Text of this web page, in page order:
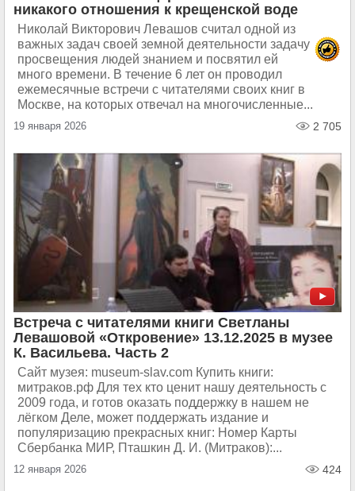
никакого отношения к крещенской воде
Николай Викторович Левашов считал одной из
важных задач своей земной деятельности задачу
просвещения людей знанием и посвятил ей
много времени. В течение 6 лет он проводил
ежемесячные встречи с читателями своих книг в
Москве, на которых отвечал на многочисленные...
19 января 2026 2 705
Встреча с читателями книги Светланы
Левашовой «Откровение» 13.12.2025 в музее
К. Васильева. Часть 2
Сайт музея: museum-slav.com Купить книги:
митраков.рф Для тех кто ценит нашу деятельность с
2009 года, и готов оказать поддержку в нашем не
лёгком Деле, может поддержать издание и
популяризацию прекрасных книг: Номер Карты
Сбербанка МИР, Пташкин Д. И. (Митраков):...
12 января 2026 424